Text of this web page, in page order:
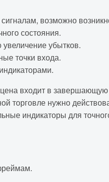
возможно
состояния.
убытков.
точки входа.
входит в
торговле нужно
индикаторы для